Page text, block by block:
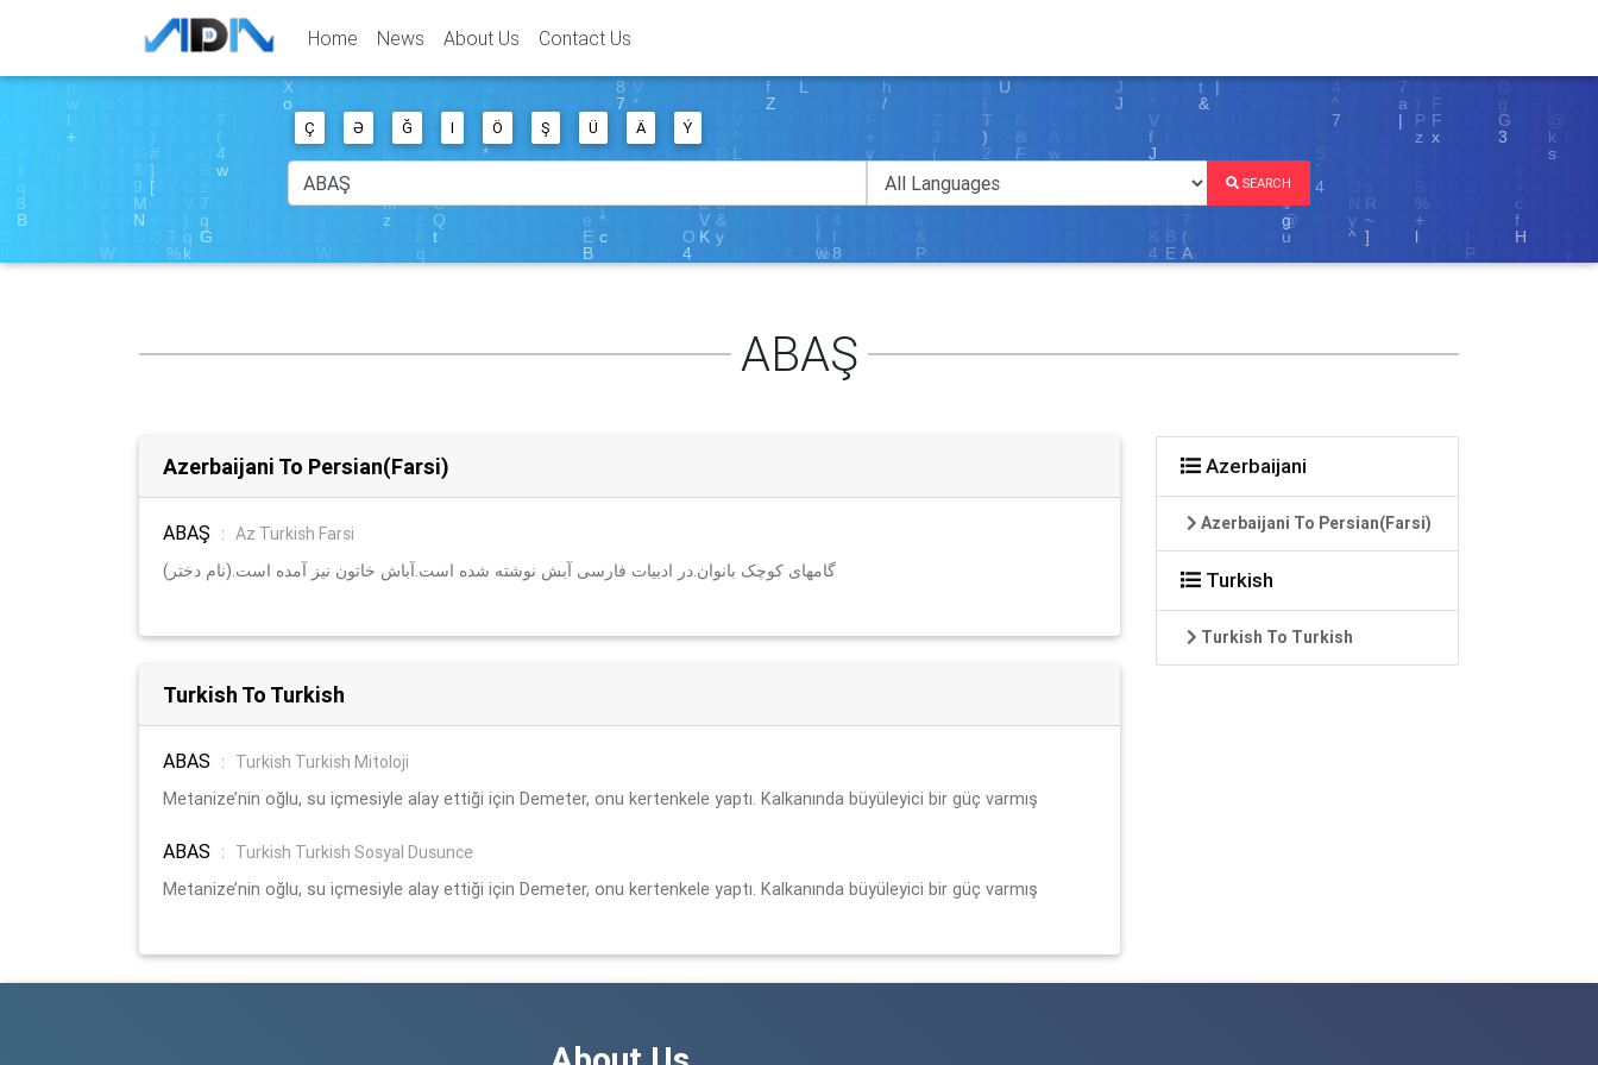
Home News About Us Contact Us
Ç Ə Ğ I Ö Ş Ü Ä Ý
SEARCH
ABAŞ
Azerbaijani To Persian(Farsi)
ABAŞ : Az Turkish Farsi
گامهای کوچک بانوان.در ادبیات فارسی آبش نوشته شده است.آباش خاتون نیز آمده است.(نام دختر)
Turkish To Turkish
ABAS :
Turkish Turkish Mitoloji
Metanize’nin oğlu, su içmesiyle alay ettiği için Demeter, onu kertenkele yaptı. Kalkanında büyüleyici bir güç varmış
ABAS :
Turkish Turkish Sosyal Dusunce
Metanize’nin oğlu, su içmesiyle alay ettiği için Demeter, onu kertenkele yaptı. Kalkanında büyüleyici bir güç varmış
Azerbaijani
Azerbaijani To Persian(Farsi)
Turkish
Turkish To Turkish